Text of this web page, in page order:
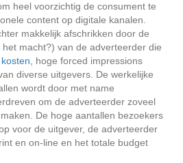
heel voorzichtig de consument te
content op digitale kanalen.
makkelijk afschrikken door de
macht?) van de adverteerder die
, hoge forced impressions
diverse uitgevers. De werkelijke
wordt door met name
om de adverteerder zoveel
De hoge aantallen bezoekers
voor de uitgever, de adverteerder
en on-line en het totale budget